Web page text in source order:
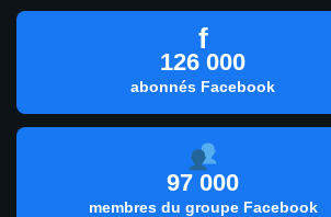
f
126 000
abonnés Facebook
97 000
membres du groupe Facebook